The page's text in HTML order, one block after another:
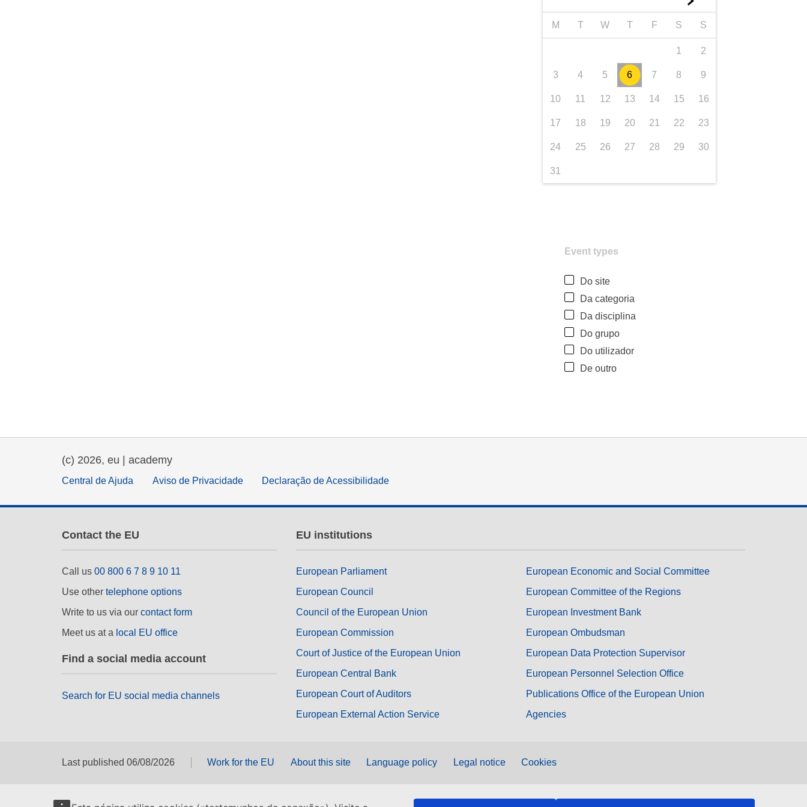
M T W T F S S
1 2
3 4 5 6 7 8 9
10 11 12 13 14 15 16
17 18 19 20 21 22 23
24 25 26 27 28 29 30
31
Event types
Do site
Da categoria
Da disciplina
Do grupo
Do utilizador
De outro
(c) 2026, eu | academy
Central de Ajuda Aviso de Privacidade Declaração de Acessibilidade
Contact the EU
Call us 00 800 6 7 8 9 10 11
Use other telephone options
Write to us via our contact form
Meet us at a local EU office
Find a social media account
Search for EU social media channels
EU institutions
European Parliament
European Council
Council of the European Union
European Commission
Court of Justice of the European Union
European Central Bank
European Court of Auditors
European External Action Service
European Economic and Social Committee
European Committee of the Regions
European Investment Bank
European Ombudsman
European Data Protection Supervisor
European Personnel Selection Office
Publications Office of the European Union
Agencies
Last published 06/08/2026 Work for the EU About this site Language policy Legal notice Cookies